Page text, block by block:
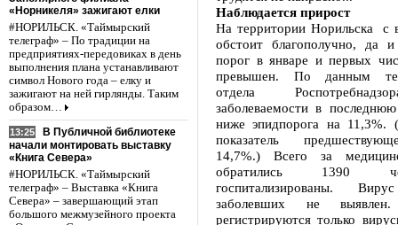
«Норникеля» зажигают елки
#НОРИЛЬСК. «Таймырский
телеграф» – По традиции на
предприятиях-передовиках в день
выполнения плана устанавливают
символ Нового года – елку и
зажигают на ней гирлянды. Таким
образом…
13:25
В Публичной библиотеке
начали монтировать выставку
«Книга Севера»
#НОРИЛЬСК. «Таймырский
телеграф» – Выставка «Книга
Севера» – завершающий этап
большого межмузейного проекта
Наблюдается прирост
На территории Норильска с
обстоит благополучно, да и
порог в январе и первых
превышен. По данным
отдела
заболеваемости в
ниже эпидпорога на 11,3%.
показатель
14,7%.) Всего за
обратились 1390
госпитализированы.
заболевших не
регистрируются только